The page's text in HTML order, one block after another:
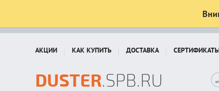
АКЦИИ КАК КУПИТЬ ДОСТАВКА
DUSTER.SPB.RU